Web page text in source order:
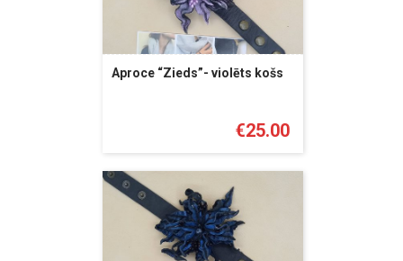
Aproce “Zieds”- violēts košs
€25.00